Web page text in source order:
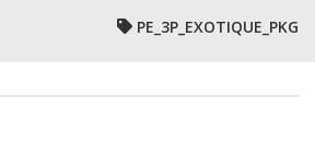
PE_3P_EXOTIQUE_PKG